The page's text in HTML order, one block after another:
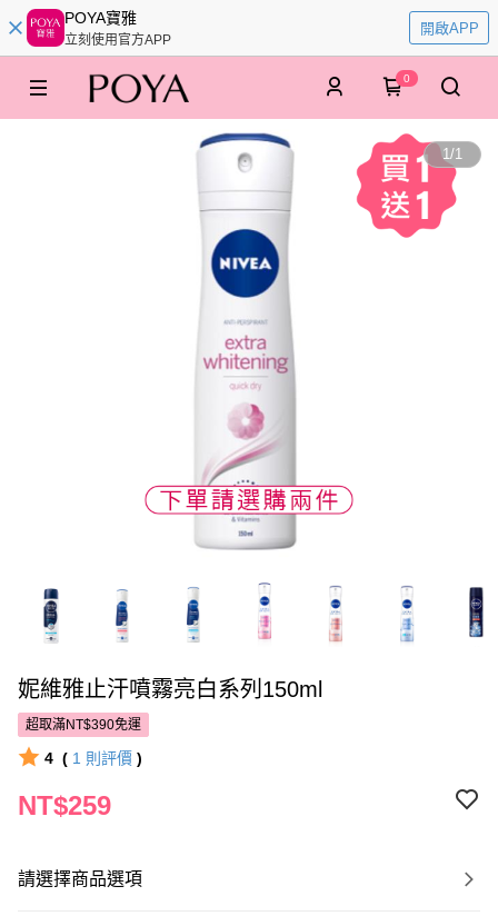
POYA寶雅
立刻使用官方APP
開啟APP
0
1/1
妮維雅止汗噴霧亮白系列150ml
超取滿NT$390免運
4 ( 1 則評價 )
NT$259
請選擇商品選項